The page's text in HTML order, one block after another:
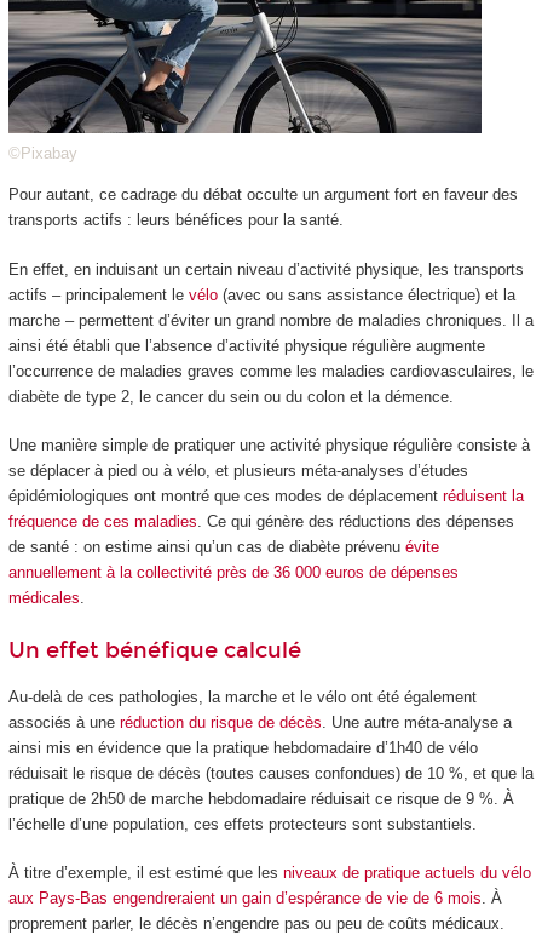
©Pixabay
Pour autant, ce cadrage du débat occulte un argument fort en faveur des
transports actifs : leurs bénéfices pour la santé.
En effet, en induisant un certain niveau d’activité physique, les transports
actifs – principalement le vélo(avec ou sans assistance électrique) et la
marche – permettent d’éviter un grand nombre de maladies chroniques. Il a
ainsi été établi que l’absence d’activité physique régulière augmente
l’occurrence de maladies graves comme les maladies cardiovasculaires, le
diabète de type 2, le cancer du sein ou du colon et la démence.
Une manière simple de pratiquer une activité physique régulière consiste à
se déplacer à pied ou à vélo, et plusieurs méta-analyses d’études
épidémiologiques ont montré que ces modes de déplacement réduisent la
fréquence de ces maladies. Ce qui génère des réductions des dépenses
de santé : on estime ainsi qu’un cas de diabète prévenu évite
annuellement à la collectivité près de 36 000 euros de dépenses
médicales.
Un effet bénéfique calculé
Au-delà de ces pathologies, la marche et le vélo ont été également
associés à une réduction du risque de décès . Une autre méta-analyse a
ainsi mis en évidence que la pratique hebdomadaire d’1h40 de vélo
réduisait le risque de décès (toutes causes confondues) de 10 %, et que la
pratique de 2h50 de marche hebdomadaire réduisait ce risque de 9 %. À
l’échelle d’une population, ces effets protecteurs sont substantiels.
À titre d’exemple, il est estimé que les niveaux de pratique actuels du vélo
aux Pays-Bas engendreraient un gain d’espérance de vie de 6 mois. À
proprement parler, le décès n’engendre pas ou peu de coûts médicaux.